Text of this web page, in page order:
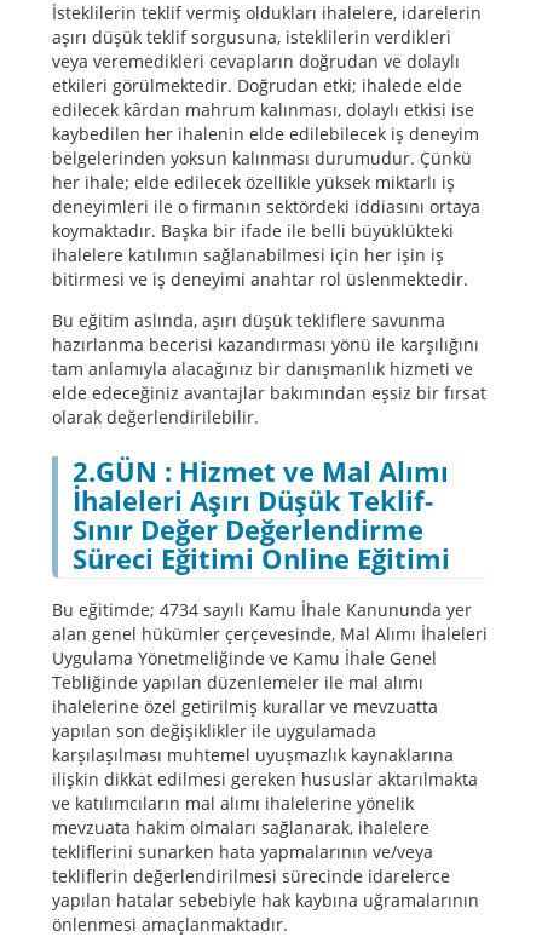
İsteklilerin teklif vermiş oldukları ihalelere, idarelerin
aşırı düşük teklif sorgusuna, isteklilerin verdikleri
veya veremedikleri cevapların doğrudan ve dolaylı
etkileri görülmektedir. Doğrudan etki; ihalede elde
edilecek kârdan mahrum kalınması, dolaylı etkisi ise
kaybedilen her ihalenin elde edilebilecek iş deneyim
belgelerinden yoksun kalınması durumudur. Çünkü
her ihale; elde edilecek özellikle yüksek miktarlı iş
deneyimleri ile o firmanın sektördeki iddiasını ortaya
koymaktadır. Başka bir ifade ile belli büyüklükteki
ihalelere katılımın sağlanabilmesi için her işin iş
bitirmesi ve iş deneyimi anahtar rol üslenmektedir.
Bu eğitim aslında, aşırı düşük tekliflere savunma
hazırlanma becerisi kazandırması yönü ile karşılığını
tam anlamıyla alacağınız bir danışmanlık hizmeti ve
elde edeceğiniz avantajlar bakımından eşsiz bir fırsat
olarak değerlendirilebilir.
2.GÜN : Hizmet ve Mal Alımı
İhaleleri Aşırı Düşük Teklif-
Sınır Değer Değerlendirme
Süreci Eğitimi Online Eğitimi
Bu eğitimde; 4734 sayılı Kamu İhale Kanununda yer
alan genel hükümler çerçevesinde, Mal Alımı İhaleleri
Uygulama Yönetmeliğinde ve Kamu İhale Genel
Tebliğinde yapılan düzenlemeler ile mal alımı
ihalelerine özel getirilmiş kurallar ve mevzuatta
yapılan son değişiklikler ile uygulamada
karşılaşılması muhtemel uyuşmazlık kaynaklarına
ilişkin dikkat edilmesi gereken hususlar aktarılmakta
ve katılımcıların mal alımı ihalelerine yönelik
mevzuata hakim olmaları sağlanarak, ihalelere
tekliflerini sunarken hata yapmalarının ve/veya
tekliflerin değerlendirilmesi sürecinde idarelerce
yapılan hatalar sebebiyle hak kaybına uğramalarının
önlenmesi amaçlanmaktadır.